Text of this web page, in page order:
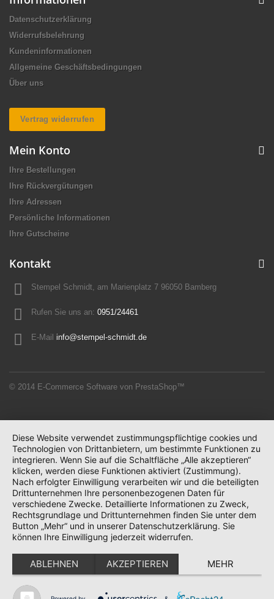
Datenschutzerklärung
Widerrufsbelehrung
Kundeninformationen
Allgemeine Geschäftsbedingungen
Über uns
Vertrag widerrufen
© 2014 E-Commerce Software von PrestaShop™
Mein Konto
Ihre Bestellungen
Ihre Rückvergütungen
Ihre Adressen
Persönliche Informationen
Ihre Gutscheine
Kontakt
Stempel Schmidt, am Marienplatz 7 96050 Bamberg
Rufen Sie uns an: 0951/24461
E-Mail info@stempel-schmidt.de
Diese Website verwendet zustimmungspflichtige cookies und
Technologien von Drittanbietern, um bestimmte Funktionen zu
integrieren. Wenn Sie auf die Schaltfläche „Alle akzeptieren“
klicken, werden diese Funktionen aktiviert (Zustimmung).
Nach erfolgter Einwilligung verarbeiten wir und die beteiligten
Drittunternehmen Ihre personenbezogenen Daten für
verschiedene Zwecke. Detaillierte Informationen zu Zweck,
Rechtsgrundlage und Drittunternehmen finden Sie unter dem
Button „Mehr“ und in unserer Datenschutzerklärung. Sie
können Ihre Einwilligung jederzeit widerrufen.
ABLEHNEN AKZEPTIEREN MEHR